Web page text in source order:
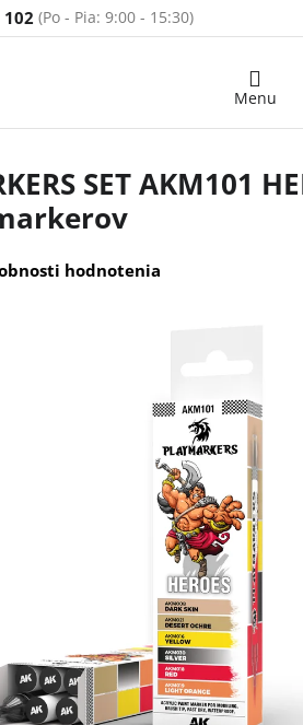
Nákupný
SET AKM101
hodnotenia